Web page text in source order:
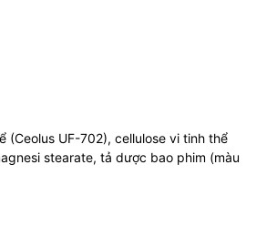
(Ceolus UF-702), cellulose vi tinh thể
stearate, tả dược bao phim (màu